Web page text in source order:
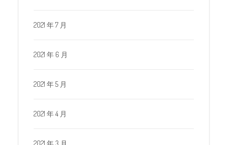
2021 年 7 月
2021 年 6 月
2021 年 5 月
2021 年 4 月
2021 年 3 月